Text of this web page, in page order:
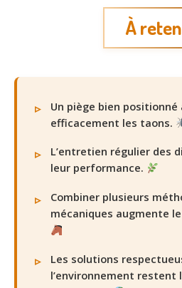
À
Un piège bien
efficacement les taons.
L’entretien régulier des
leur performance.
Combiner plusieurs
mécaniques augmente
Les solutions
l’environnement restent